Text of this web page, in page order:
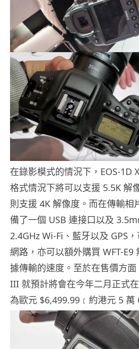
在錄影模式的情況下，EOS-1D
格式情況下將可以支援 5.5K 解
則支援 4K 解像度。而在傳輸相
備了一個 USB 連接口以及
2.4GHz Wi-Fi、藍牙以及 GPS
網路，亦可以額外購買 WFT-E9
據傳輸的速度。至於在售價方
III 就預計將會在今年二月正式
為歐元 $6,499.99﹝約港元 5 萬